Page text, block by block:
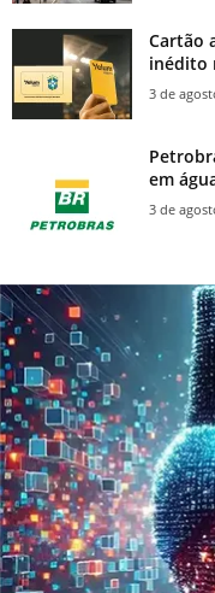
Cartão
inédito
3 de
em
3 de